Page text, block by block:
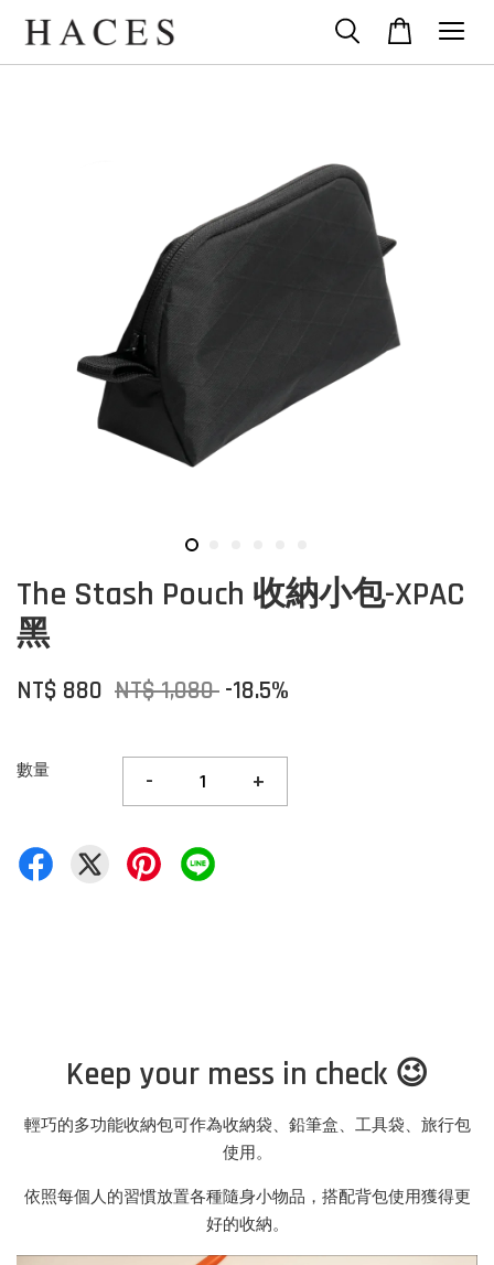
The Stash Pouch 收納小包-XPAC
黑
NT$ 880 NT$ 1,080 -18.5%
數量 - +
Keep your mess in check 😉
輕巧的多功能收納包可作為收納袋、鉛筆盒、工具袋、旅行包
使用。
依照每個人的習慣放置各種隨身小物品，搭配背包使用獲得更
好的收納。